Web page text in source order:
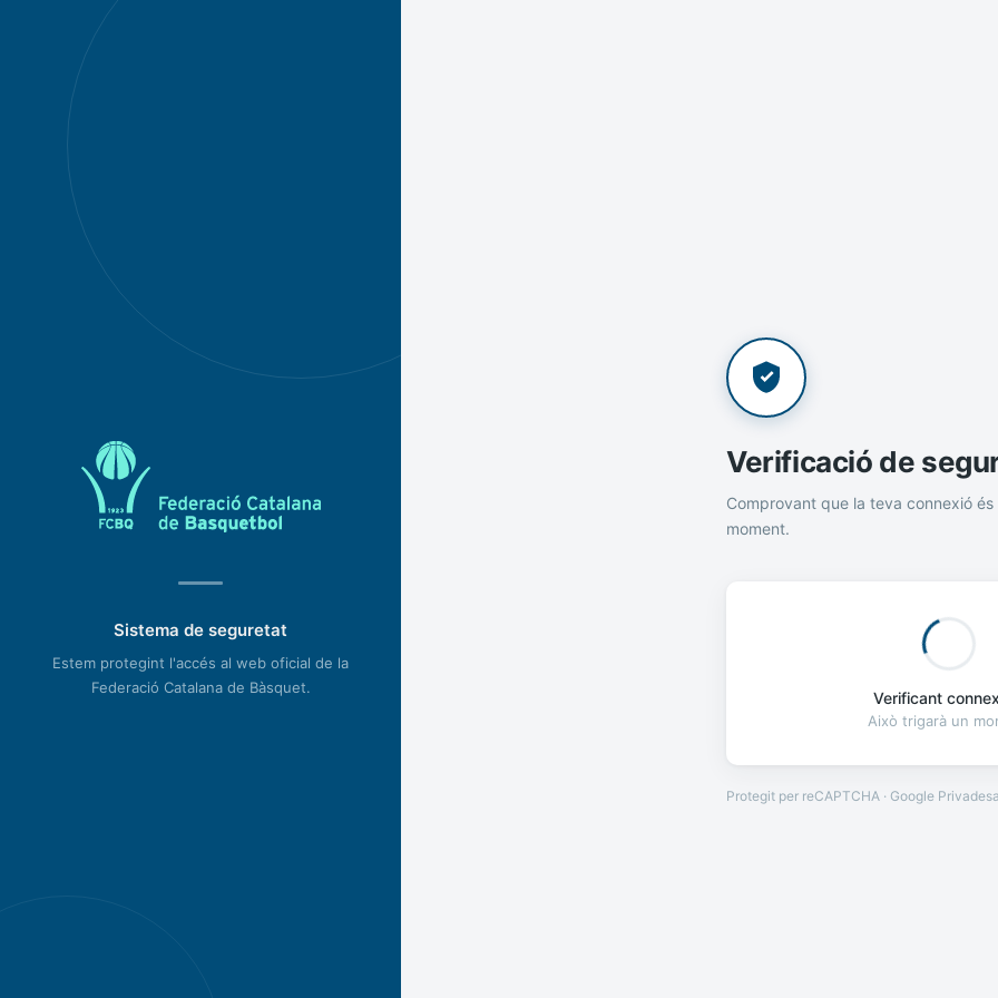
Sistema de seguretat
Estem protegint l'accés al web oficial de la
Federació Catalana de Bàsquet.
Verificació de
Comprovant que la teva connexió és
moment.
Verificant
Això trigarà un
Protegit per reCAPTCHA · Google Privadesa